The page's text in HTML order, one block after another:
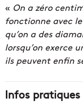
« On a zéro
fonctionne avec
qu’on a des
lorsqu’on exerce
ils peuvent enfin
Infos pratiques